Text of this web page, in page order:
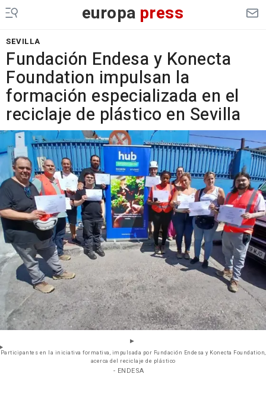
europa press
SEVILLA
Fundación Endesa y Konecta
Foundation impulsan la
formación especializada en el
reciclaje de plástico en Sevilla
Participantes en la iniciativa formativa, impulsada por Fundación Endesa y Konecta Foundation,
acerca del reciclaje de plástico
- ENDESA